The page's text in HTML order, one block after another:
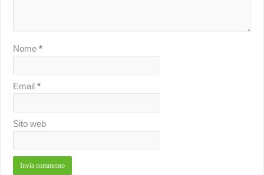
Nome*
Email*
Sito web